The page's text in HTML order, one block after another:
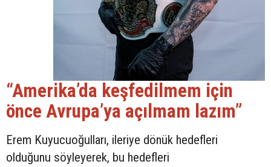
“Amerika’da keşfedilmem için
önce Avrupa’ya açılmam lazım”
Erem Kuyucuoğulları, ileriye dönük hedefleri
olduğunu söyleyerek, bu hedefleri